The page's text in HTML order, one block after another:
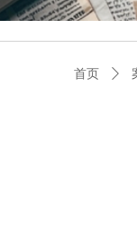
首页 ꄲ